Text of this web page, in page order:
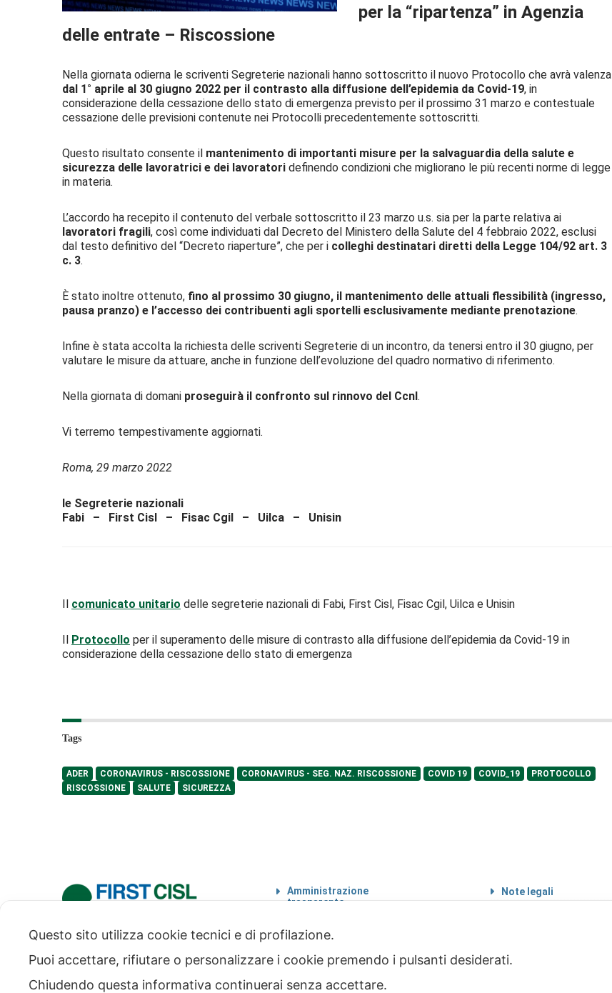
per la “ripartenza” in Agenzia
delle entrate – Riscossione
Nella giornata odierna le scriventi Segreterie nazionali hanno sottoscritto il nuovo Protocollo che avrà valenza
dal 1° aprile al 30 giugno 2022 per il contrasto alla diffusione dell’epidemia da Covid-19, in
considerazione della cessazione dello stato di emergenza previsto per il prossimo 31 marzo e contestuale
cessazione delle previsioni contenute nei Protocolli precedentemente sottoscritti.
Questo risultato consente il mantenimento di importanti misure per la salvaguardia della salute e
sicurezza delle lavoratrici e dei lavoratori definendo condizioni che migliorano le più recenti norme di legge
in materia.
L’accordo ha recepito il contenuto del verbale sottoscritto il 23 marzo u.s. sia per la parte relativa ai
lavoratori fragili, così come individuati dal Decreto del Ministero della Salute del 4 febbraio 2022, esclusi
dal testo definitivo del “Decreto riaperture”, che per i colleghi destinatari diretti della Legge 104/92 art. 3
c. 3.
È stato inoltre ottenuto, fino al prossimo 30 giugno, il mantenimento delle attuali flessibilità (ingresso,
pausa pranzo) e l’accesso dei contribuenti agli sportelli esclusivamente mediante prenotazione.
Infine è stata accolta la richiesta delle scriventi Segreterie di un incontro, da tenersi entro il 30 giugno, per
valutare le misure da attuare, anche in funzione dell’evoluzione del quadro normativo di riferimento.
Nella giornata di domani proseguirà il confronto sul rinnovo del Ccnl.
Vi terremo tempestivamente aggiornati.
Roma, 29 marzo 2022
le Segreterie nazionali
Fabi – First Cisl – Fisac Cgil – Uilca – Unisin
Il comunicato unitario delle segreterie nazionali di Fabi, First Cisl, Fisac Cgil, Uilca e Unisin
Il Protocollo per il superamento delle misure di contrasto alla diffusione dell’epidemia da Covid-19 in
considerazione della cessazione dello stato di emergenza
Tags
ADER CORONAVIRUS - RISCOSSIONE CORONAVIRUS - SEG. NAZ. RISCOSSIONE COVID 19 COVID_19
PROTOCOLLO
RISCOSSIONE
SALUTE SICUREZZA
via Modena 5, 00184 Roma
fax: +39 06 4746136
info@firstcisl.it
Amministrazione
trasparente
Note legali
Home
Questo sito utilizza cookie tecnici e di profilazione.
Puoi accettare, rifiutare o personalizzare i cookie premendo i pulsanti desiderati.
Chiudendo questa informativa continuerai senza accettare.